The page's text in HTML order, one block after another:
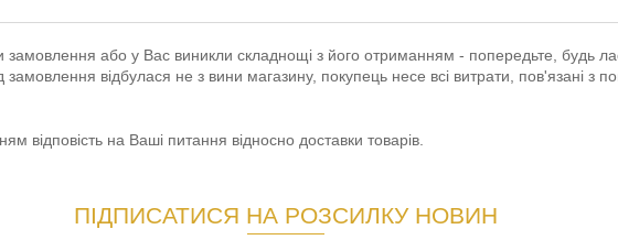
замовлення або у Вас виникли складнощі з його отриманням - попередьте, будь
відбулася не з вини магазину, покупець несе всі витрати, пов'язані з
відповість на Ваші питання відносно доставки товарів.
ПІДПИСАТИСЯ НА РОЗСИЛКУ НОВИН